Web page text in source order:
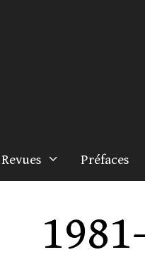
Revues Préfaces